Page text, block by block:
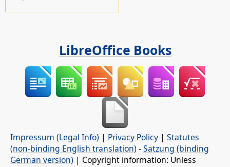
LibreOffice Books
Impressum (Legal Info) | Privacy Policy | Statutes
(non-binding English translation) -Satzung (binding
German version) | Copyright information: Unless